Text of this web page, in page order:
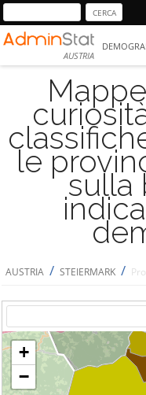
AUSTRIA
le
sulla
AUSTRIA / STEIERMARK /